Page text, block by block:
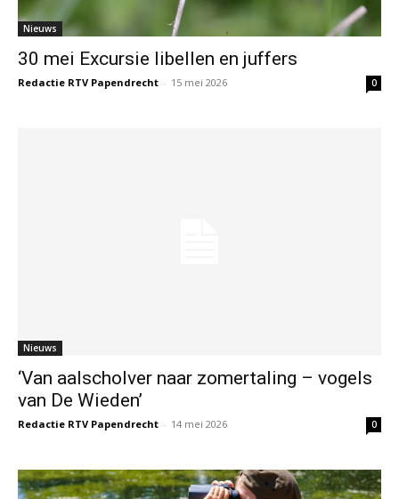
Nieuws
30 mei Excursie libellen en juffers
Redactie RTV Papendrecht - 15 mei 2026 0
Nieuws
‘Van aalscholver naar zomertaling – vogels
van De Wieden’
Redactie RTV Papendrecht - 14 mei 2026 0